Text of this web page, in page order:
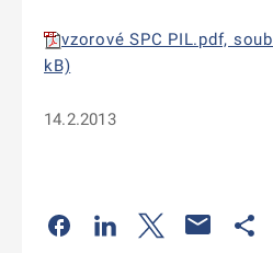
vzorové SPC PIL.pdf,
kB)
14.2.2013
Odkaz se otevře na nové
Odkaz se otevře
Odkaz se